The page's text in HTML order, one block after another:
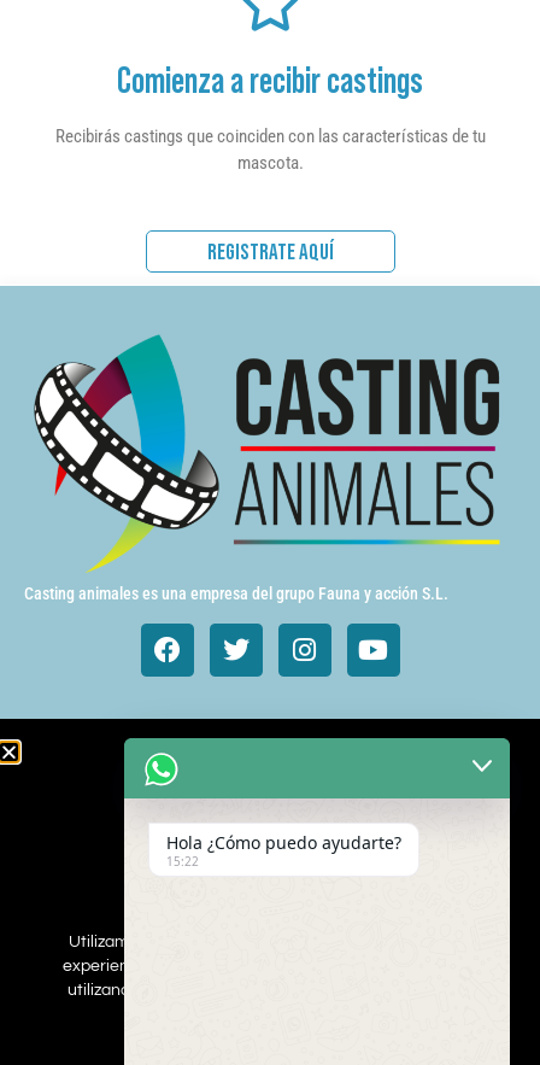
Comienza a recibir castings
Recibirás castings que coinciden con las características de tu
mascota.
REGISTRATE AQUÍ
Casting animales es una empresa del grupo Fauna y acción S.L.
Animales de cine y TV
Gatos
Mamímeros Exóticos
Hola ¿Cómo puedo ayudarte?
15:22
Utilizamos cookies para asegurar que damos la mejor
experiencia al usuario en nuestro sitio web. Si continúa
utilizando este sitio asumiremos que está de acuerdo.